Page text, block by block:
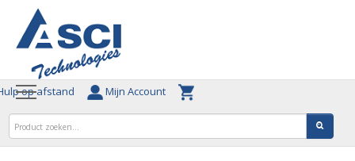
op afstand Mijn Account